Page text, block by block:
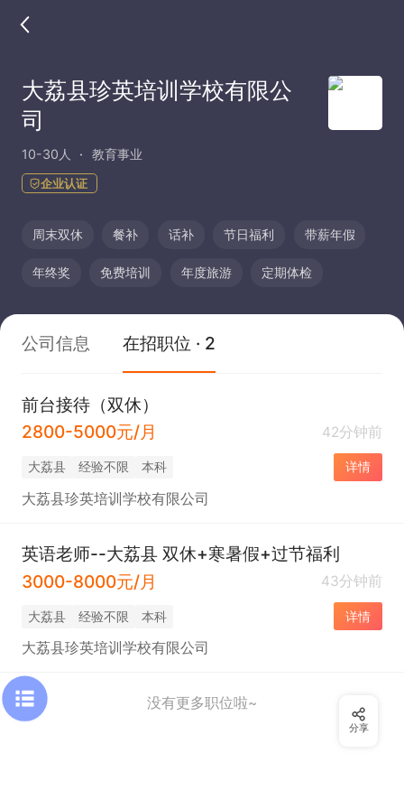
大荔县珍英培训学校有限公
司
10-30人 教育事业
企业认证
周末双休 餐补 话补 节日福利 带薪年假
年终奖 免费培训 年度旅游 定期体检
公司信息 在招职位 · 2
前台接待（双休）
2800-5000元/月
42分钟前
大荔县 经验不限 本科 详情
大荔县珍英培训学校有限公司
英语老师--大荔县 双休+寒暑假+过节福利
3000-8000元/月
43分钟前
大荔县 经验不限 本科 详情
大荔县珍英培训学校有限公司
没有更多职位啦~
分享